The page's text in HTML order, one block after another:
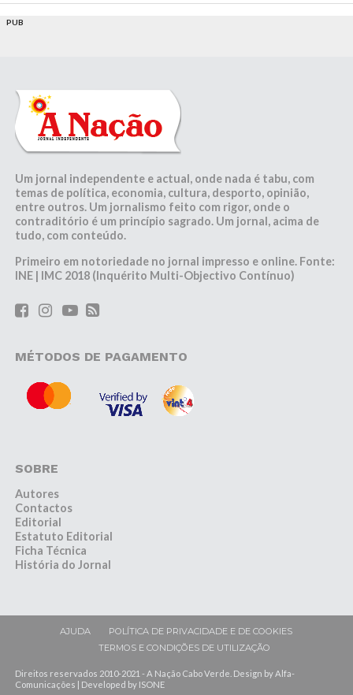
PUB
Um jornal independente e actual, onde nada é tabu, com
temas de política, economia, cultura, desporto, opinião,
entre outros. Um jornalismo feito com rigor, onde o
contraditório é um princípio sagrado. Um jornal, acima de
tudo, com conteúdo.
Primeiro em notoriedade no jornal impresso e online. Fonte:
INE | IMC 2018 (Inquérito Multi-Objectivo Contínuo)
MÉTODOS DE PAGAMENTO
SOBRE
Autores
Contactos
Editorial
Estatuto Editorial
Ficha Técnica
História do Jornal
AJUDA
POLÍTICA DE PRIVACIDADE E DE COOKIES
TERMOS E CONDIÇÕES DE UTILIZAÇÃO
Direitos reservados 2010-2021 - A Nação Cabo Verde. Design by Alfa-
Comunicações | Developed by ISONE